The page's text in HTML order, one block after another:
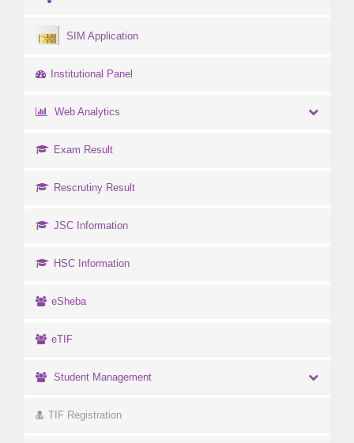
SIM Application
Institutional Panel
Web Analytics
Exam Result
Rescrutiny Result
JSC Information
HSC Information
eSheba
eTIF
Student Management
TIF Registration